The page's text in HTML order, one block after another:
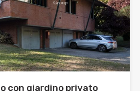
con giardino privato